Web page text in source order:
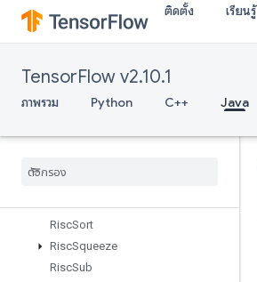
ติดตั้ง เรียนรู้
TensorFlow v2.10.1
ภาพรวม Python C++ Java
RiscRandomUniform
RiscReal
RiscRem
RiscReshape
RiscScatter
RiscSort
RiscSqueeze
RiscSub